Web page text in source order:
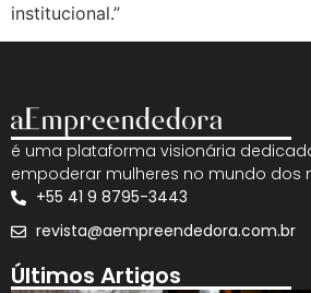
institucional.”
é uma plataforma visionária
empoderar mulheres no mundo dos
+55 41 9 8795-3443
revista@aempreendedora.com.br
Últimos Artigos